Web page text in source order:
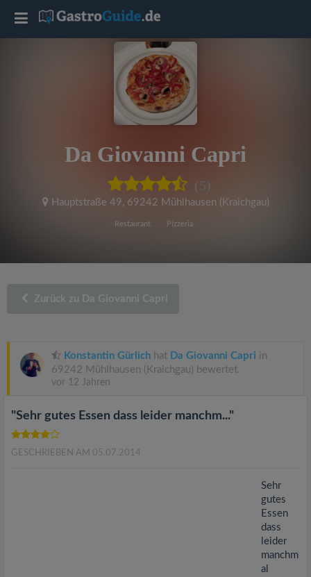
Da Giovanni Capri
(5)
Hauptstraße 49, 69242 Mühlhausen (Kraichgau)
Restaurant Pizzeria
Zurück zu Da Giovanni Capri
Konstantin Gürlich hat Da Giovanni Capri in
69242 Mühlhausen (Kraichgau) bewertet.
vor 12 Jahren
"Sehr gutes Essen dass leider manchm..."
GESCHRIEBEN AM 05.07.2014
Sehr
gutes
Essen
dass
leider
manchm
al
T
a
t